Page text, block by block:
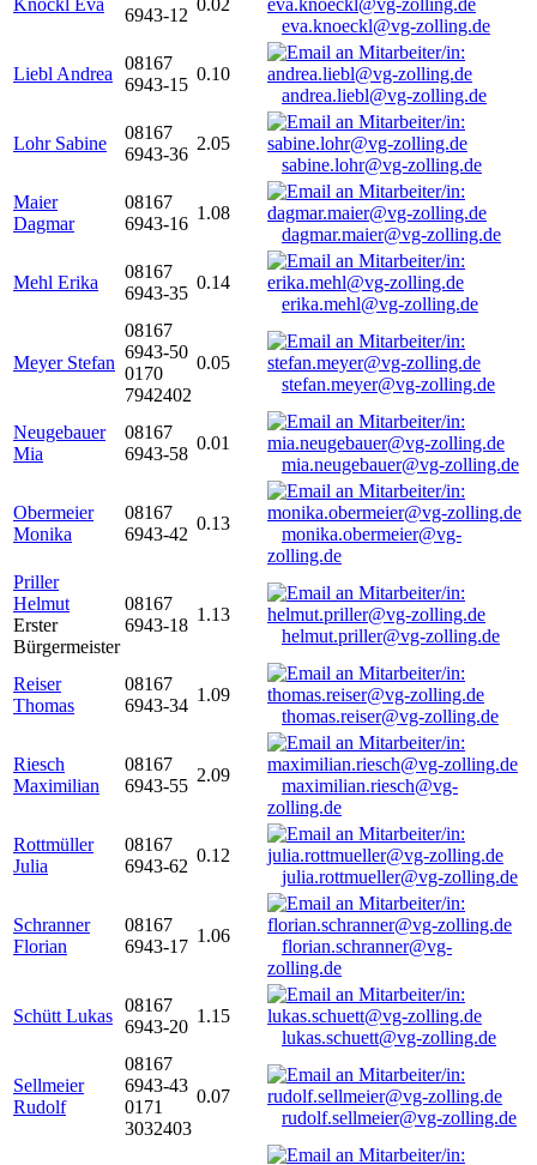
Knöckl Eva
6943-12
0.02
eva.knoeckl@vg-zolling.de
Liebl Andrea
08167
6943-15
0.10
andrea.liebl@vg-zolling.de
Lohr Sabine
08167
6943-36
2.05
sabine.lohr@vg-zolling.de
Maier
Dagmar
08167
6943-16
1.08
dagmar.maier@vg-zolling.de
Mehl Erika
08167
6943-35
0.14
erika.mehl@vg-zolling.de
Meyer Stefan
08167
6943-50
0170
7942402
0.05
stefan.meyer@vg-zolling.de
Neugebauer
Mia
08167
6943-58
0.01
mia.neugebauer@vg-zolling.de
Obermeier
Monika
08167
6943-42
0.13
monika.obermeier@vg-
zolling.de
Priller
Helmut
Erster
Bürgermeister
08167
6943-18
1.13
helmut.priller@vg-zolling.de
Reiser
Thomas
08167
6943-34
1.09
thomas.reiser@vg-zolling.de
Riesch
Maximilian
08167
6943-55
2.09
maximilian.riesch@vg-
zolling.de
Rottmüller
Julia
08167
6943-62
0.12
julia.rottmueller@vg-zolling.de
Schranner
Florian
08167
6943-17
1.06
florian.schranner@vg-
zolling.de
Schütt Lukas
08167
6943-20
1.15
lukas.schuett@vg-zolling.de
Sellmeier
Rudolf
08167
6943-43
0171
3032403
0.07
rudolf.sellmeier@vg-zolling.de